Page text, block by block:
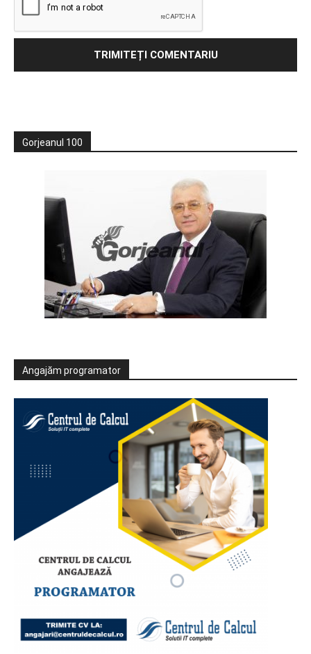
Gorjeanul 100
Angajăm programator